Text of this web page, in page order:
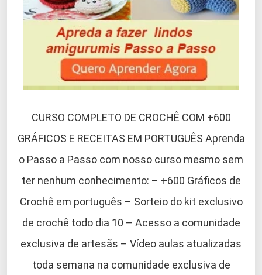
CURSO COMPLETO DE CROCHÊ COM +600
GRÁFICOS E RECEITAS EM PORTUGUÊS Aprenda
o Passo a Passo com nosso curso mesmo sem
ter nenhum conhecimento: – +600 Gráficos de
Crochê em português – Sorteio do kit exclusivo
de crochê todo dia 10 – Acesso a comunidade
exclusiva de artesãs – Vídeo aulas atualizadas
toda semana na comunidade exclusiva de